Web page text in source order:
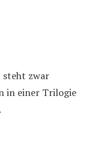
steht zwar
in einer Trilogie